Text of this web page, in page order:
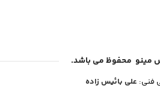
مینو محفوظ می باشد.
فنی: علی بائیس زاده